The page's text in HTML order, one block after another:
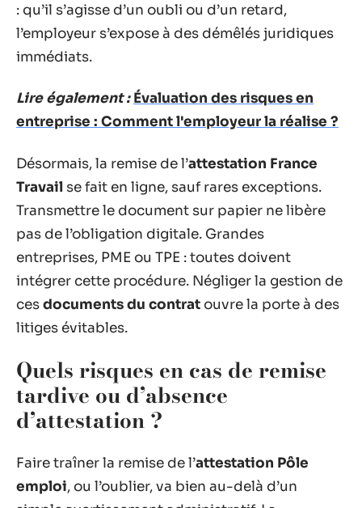
: qu’il s’agisse d’un oubli ou d’un retard,
l’employeur s’expose à des démêlés juridiques
immédiats.
Lire également : Évaluation des risques en
entreprise : Comment l'employeur la réalise ?
Désormais, la remise de l’attestation France
Travail se fait en ligne, sauf rares exceptions.
Transmettre le document sur papier ne libère
pas de l’obligation digitale. Grandes
entreprises, PME ou TPE : toutes doivent
intégrer cette procédure. Négliger la gestion de
cesdocuments du contrat ouvre la porte à des
litiges évitables.
Quels risques en cas de remise
tardive ou d’absence
d’attestation ?
Faire traîner la remise de l’attestation Pôle
emploi, ou l’oublier, va bien au-delà d’un